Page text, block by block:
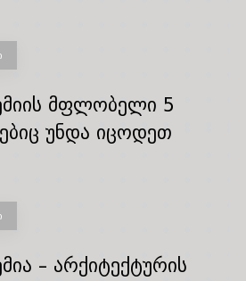
მფლობელი 5
უნდა იცოდეთ
– არქიტექტურის